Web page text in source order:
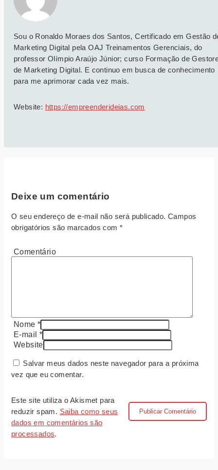
Sou o Ronaldo Moraes dos Santos, Certificado em Gestão
Marketing Digital pela OAJ Treinamentos Gerenciais, do
professor Olímpio Araújo Júnior; curso Formação de
de Marketing Digital. E continuo em busca de conhecimento
para me aprimorar cada vez mais.
Website: https://empreenderideias.com
Deixe um comentário
O seu endereço de e-mail não será publicado. Campos
obrigatórios são marcados com *
Comentário
Nome *
E-mail *
Website
Salvar meus dados neste navegador para a próxima
vez que eu comentar.
Este site utiliza o Akismet para
reduzir spam. Saiba como seus
dados em comentários são
processados.